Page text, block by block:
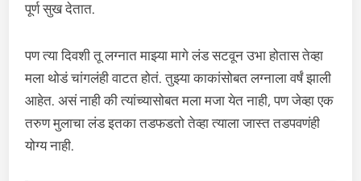
पूर्ण सुख देतात.
पण त्या दिवशी तू लग्नात माझ्या मागे लंड सटवून उभा होतास तेव्हा
मला थोडं चांगलंही वाटत होतं. तुझ्या काकांसोबत लग्नाला वर्षं झाली
आहेत. असं नाही की त्यांच्यासोबत मला मजा येत नाही, पण जेव्हा एक
तरुण मुलाचा लंड इतका तडफडतो तेव्हा त्याला जास्त तडपवणंही
योग्य नाही.